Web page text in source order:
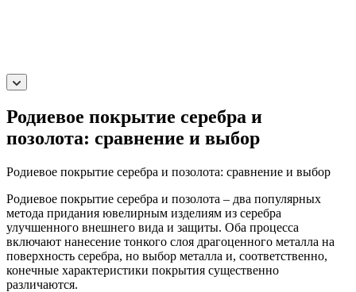
Родиевое покрытие серебра и
позолота: сравнение и выбор
Родиевое покрытие серебра и позолота: сравнение и выбор
Родиевое покрытие серебра и позолота – два популярных
метода придания ювелирным изделиям из серебра
улучшенного внешнего вида и защиты. Оба процесса
включают нанесение тонкого слоя драгоценного металла на
поверхность серебра, но выбор металла и, соответственно,
конечные характеристики покрытия существенно
различаются.